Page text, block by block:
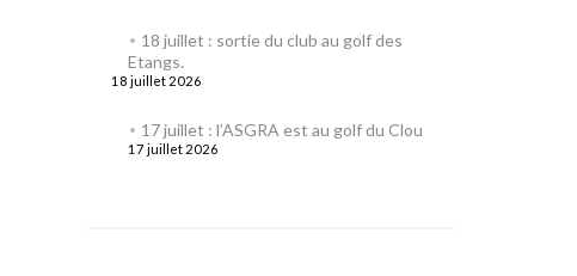
18 juillet : sortie du club au golf des
Etangs.
18 juillet 2026
17 juillet : l’ASGRA est au golf du Clou
17 juillet 2026